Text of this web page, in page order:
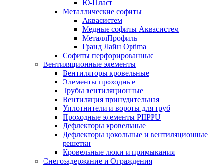
Ю-Пласт
Металлические софиты
Аквасистем
Медные софиты Аквасистем
МеталлПрофиль
Гранд Лайн Optima
Софиты перфорированные
Вентиляционные элементы
Вентиляторы кровельные
Элементы проходные
Трубы вентиляционные
Вентиляция принудительная
Уплотнители и вороты для труб
Проходные элементы PIIPPU
Дефлекторы кровельные
Дефлекторы цокольные и вентиляционные
решетки
Кровельные люки и примыкания
Снегозадержание и Ограждения